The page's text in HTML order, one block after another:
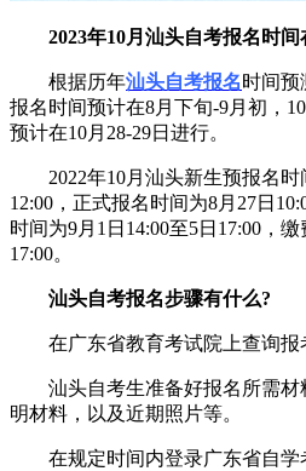
2023年10月汕头自考报名时间
根据历年汕头自考报名时间预
报名时间预计在8月下旬-9月初，
预计在10月28-29日进行。
2022年10月汕头新生预报名时
12:00，正式报名时间为8月27日
时间为9月1日14:00至5日17:00，
17:00。
汕头自考报名步骤有什么?
在广东省教育考试院上查询报
汕头自考生准备好报名所需材
明材料，以及近期照片等。
在规定时间内登录广东省自学